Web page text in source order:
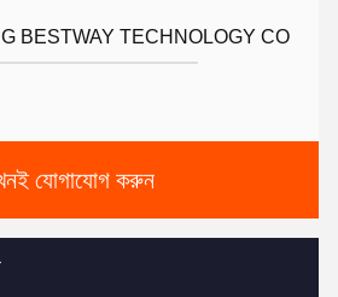
BESTWAY TECHNOLOGY CO
যোগাযোগ করুন